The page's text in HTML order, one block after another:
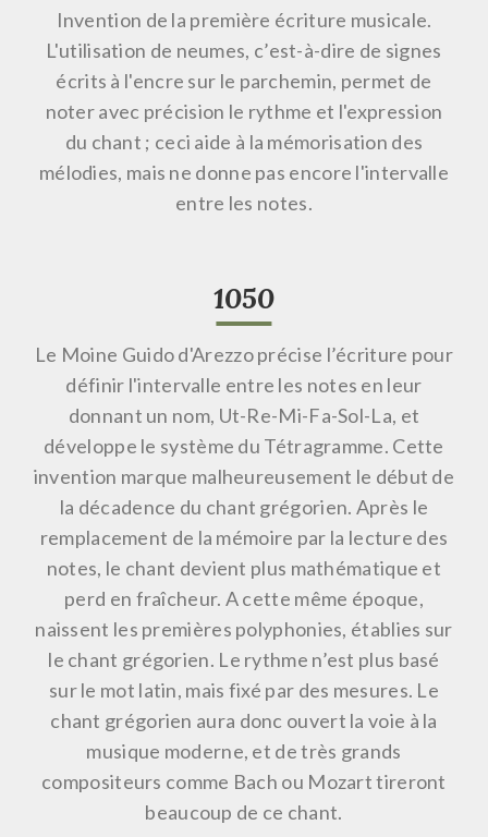
Invention de la première écriture musicale.
L'utilisation de neumes, c’est-à-dire de signes
écrits à l'encre sur le parchemin, permet de
noter avec précision le rythme et l'expression
du chant ; ceci aide à la mémorisation des
mélodies, mais ne donne pas encore l'intervalle
entre les notes.
1050
Le Moine Guido d'Arezzoprécise l’écriture pour
définir l'intervalle entre les notes en leur
donnant un nom, Ut-Re-Mi-Fa-Sol-La, et
développe le système du Tétragramme. Cette
invention marque malheureusement le début de
la décadence du chant grégorien. Après le
remplacement de la mémoire par la lecture des
notes, le chant devient plus mathématique et
perd en fraîcheur. A cette même époque,
naissent les premières polyphonies, établies sur
le chant grégorien. Le rythme n’est plus basé
sur le mot latin, mais fixé par des mesures. Le
chant grégorien aura donc ouvert la voie à la
musique moderne, et de très grands
compositeurs comme Bach ou Mozart tireront
beaucoup de ce chant.